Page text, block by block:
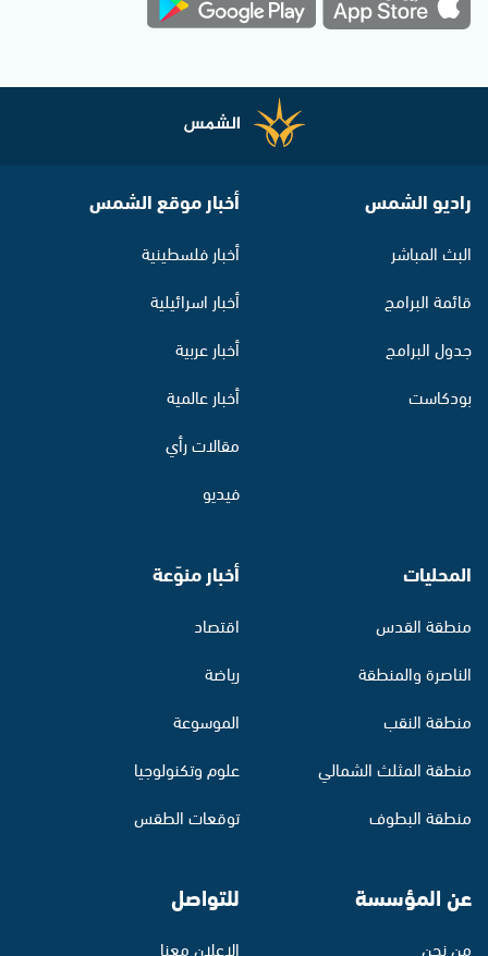
راديو الشمس
البث المباشر
قائمة البرامج
جدول البرامج
بودكاست
أخبار موقع الشمس
أخبار فلسطينية
أخبار اسرائيلية
أخبار عربية
أخبار عالمية
مقالات رأي
فيديو
المحليات
منطقة القدس
الناصرة والمنطقة
منطقة النقب
منطقة المثلث الشمالي
منطقة البطوف
أخبار منوّعة
اقتصاد
رياضة
الموسوعة
علوم وتكنولوجيا
توقعات الطقس
عن المؤسسة
من نحن
للتواصل
الإعلان معنا